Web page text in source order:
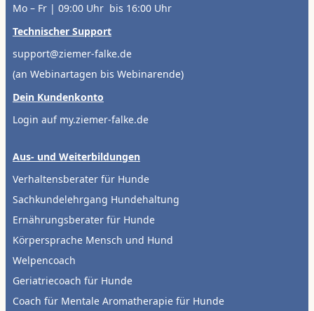
Mo – Fr | 09:00 Uhr bis 16:00 Uhr
Technischer Support
support@ziemer-falke.de
(an Webinartagen bis Webinarende)
Dein Kundenkonto
Login auf my.ziemer-falke.de
Aus- und Weiterbildungen
Verhaltensberater für Hunde
Sachkundelehrgang Hundehaltung
Ernährungsberater für Hunde
Körpersprache Mensch und Hund
Welpencoach
Geriatriecoach für Hunde
Coach für Mentale Aromatherapie für Hunde